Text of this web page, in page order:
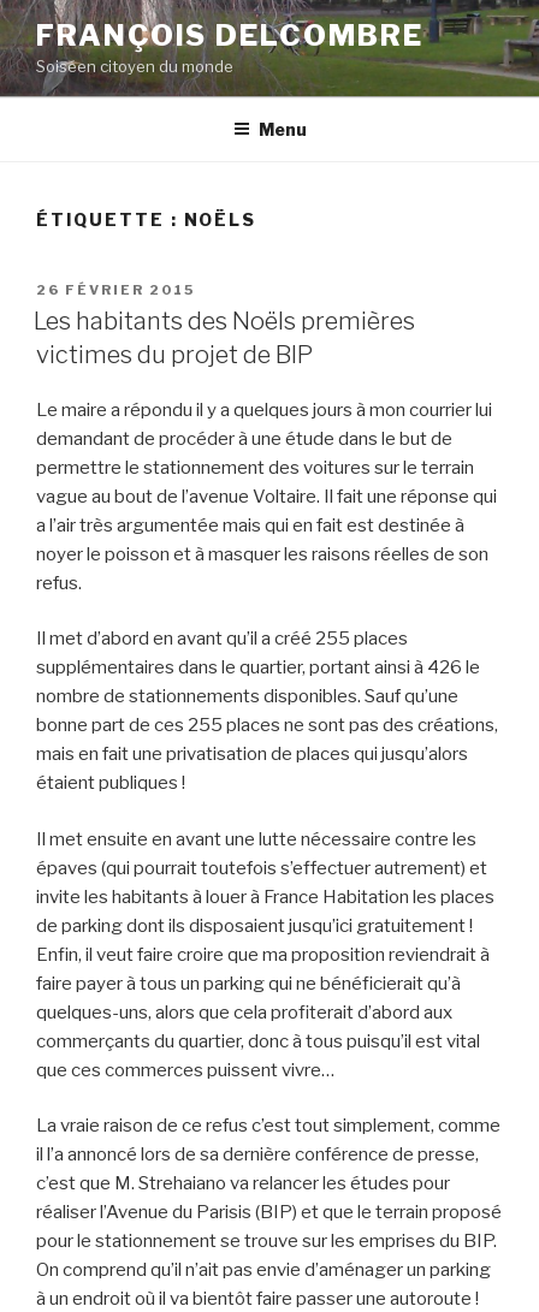
Aller
au
contenu
principal
FRANÇOIS DELCOMBRE
Soiséen citoyen du monde
Menu
ÉTIQUETTE : NOËLS
PUBLIÉ
LE
26 FÉVRIER 2015
Les habitants des Noëls premières
victimes du projet de BIP
Le maire a répondu il y a quelques jours à mon courrier lui
demandant de procéder à une étude dans le but de
permettre le stationnement des voitures sur le terrain
vague au bout de l’avenue Voltaire. Il fait une réponse qui
a l’air très argumentée mais qui en fait est destinée à
noyer le poisson et à masquer les raisons réelles de son
refus.
Il met d’abord en avant qu’il a créé 255 places
supplémentaires dans le quartier, portant ainsi à 426 le
nombre de stationnements disponibles. Sauf qu’une
bonne part de ces 255 places ne sont pas des créations,
mais en fait une privatisation de places qui jusqu’alors
étaient publiques !
Il met ensuite en avant une lutte nécessaire contre les
épaves (qui pourrait toutefois s’effectuer autrement) et
invite les habitants à louer à France Habitation les places
de parking dont ils disposaient jusqu’ici gratuitement !
Enfin, il veut faire croire que ma proposition reviendrait à
faire payer à tous un parking qui ne bénéficierait qu’à
quelques-uns, alors que cela profiterait d’abord aux
commerçants du quartier, donc à tous puisqu’il est vital
que ces commerces puissent vivre…
La vraie raison de ce refus c’est tout simplement, comme
il l’a annoncé lors de sa dernière conférence de presse,
c’est que M. Strehaiano va relancer les études pour
réaliser l’Avenue du Parisis (BIP) et que le terrain proposé
pour le stationnement se trouve sur les emprises du BIP.
On comprend qu’il n’ait pas envie d’aménager un parking
à un endroit où il va bientôt faire passer une autoroute !